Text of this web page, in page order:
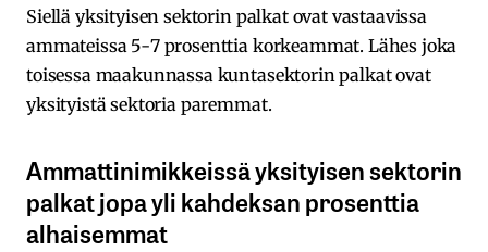
Siellä yksityisen sektorin palkat ovat vastaavissa
ammateissa 5-7 prosenttia korkeammat. Lähes joka
toisessa maakunnassa kuntasektorin palkat ovat
yksityistä sektoria paremmat.
Ammattinimikkeissä yksityisen sektorin
palkat jopa yli kahdeksan prosenttia
alhaisemmat